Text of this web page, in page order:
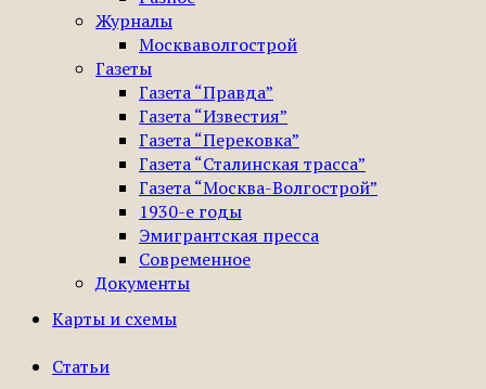
Журналы
Москваволгострой
Газеты
Газета “Правда”
Газета “Известия”
Газета “Перековка”
Газета “Сталинская трасса”
Газета “Москва-Волгострой”
1930-е годы
Эмигрантская пресса
Современное
Документы
Карты и схемы
Статьи